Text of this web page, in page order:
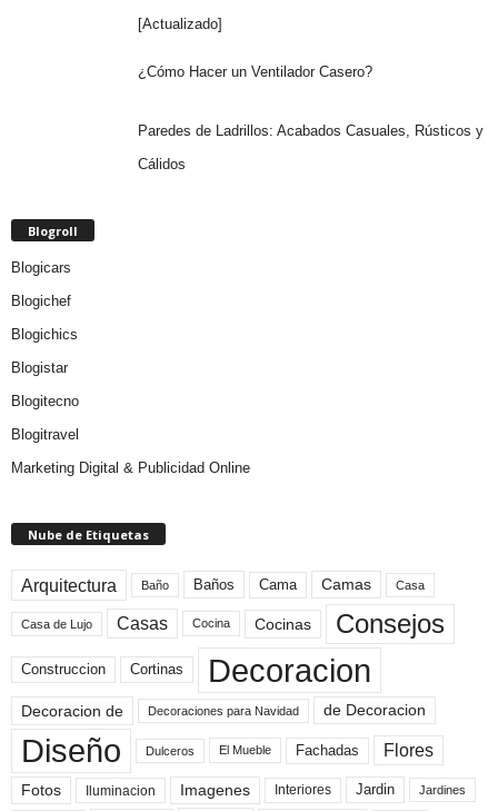
[Actualizado]
¿Cómo Hacer un Ventilador Casero?
Paredes de Ladrillos: Acabados Casuales, Rústicos y
Cálidos
Blogroll
Blogicars
Blogichef
Blogichics
Blogistar
Blogitecno
Blogitravel
Marketing Digital & Publicidad Online
Nube de Etiquetas
Arquitectura Baño Baños Cama Camas Casa
Casa de Lujo Casas Cocina Cocinas Consejos
Construccion Cortinas Decoracion
Decoracion de Decoraciones para Navidad de Decoracion
Diseño Dulceros El Mueble Fachadas Flores
Fotos Iluminacion Imagenes Interiores Jardin Jardines